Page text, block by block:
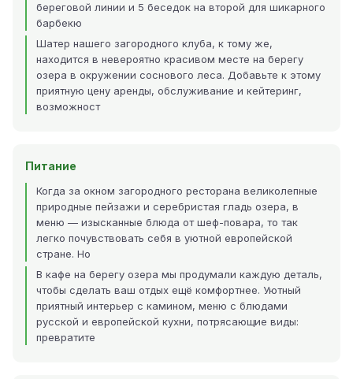
береговой линии и 5 беседок на второй для шикарного
барбекю
Шатер нашего загородного клуба, к тому же,
находится в невероятно красивом месте на берегу
озера в окружении соснового леса. Добавьте к этому
приятную цену аренды, обслуживание и кейтеринг,
возможност
Питание
Когда за окном загородного ресторана великолепные
природные пейзажи и серебристая гладь озера, в
меню — изысканные блюда от шеф-повара, то так
легко почувствовать себя в уютной европейской
стране. Но
В кафе на берегу озера мы продумали каждую деталь,
чтобы сделать ваш отдых ещё комфортнее. Уютный
приятный интерьер с камином, меню с блюдами
русской и европейской кухни, потрясающие виды:
превратите